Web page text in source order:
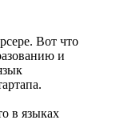
Вот что
и
в языках